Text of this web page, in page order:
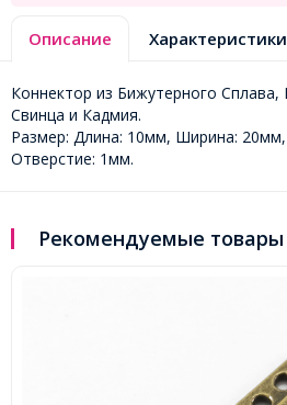
Описание Характеристики
Коннектор из Бижутерного Сплава,
Свинца и Кадмия.
Размер: Длина: 10мм, Ширина:
Отверстие: 1мм.
Рекомендуемые товары